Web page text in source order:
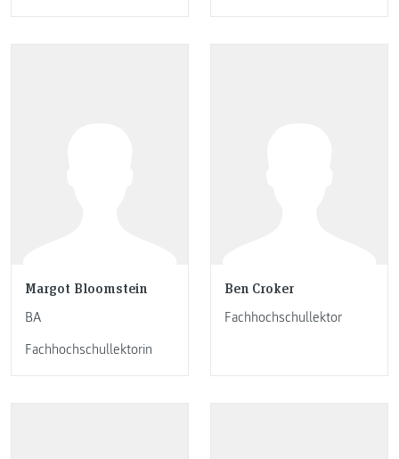
Margot Bloomstein
BA
Fachhochschullektorin
Ben Croker
Fachhochschullektor